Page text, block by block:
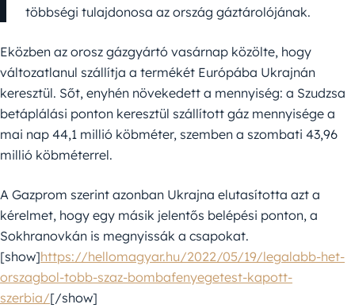
többségi tulajdonosa az ország gáztárolójának.
Eközben az orosz gázgyártó vasárnap közölte, hogy
változatlanul szállítja a termékét Európába Ukrajnán
keresztül. Sőt, enyhén növekedett a mennyiség: a Szudzsa
betáplálási ponton keresztül szállított gáz mennyisége a
mai nap 44,1 millió köbméter, szemben a szombati 43,96
millió köbméterrel.
A Gazprom szerint azonban Ukrajna elutasította azt a
kérelmet, hogy egy másik jelentős belépési ponton, a
Sokhranovkán is megnyissák a csapokat.
[show]https://hellomagyar.hu/2022/05/19/legalabb-het-
orszagbol-tobb-szaz-bombafenyegetest-kapott-
szerbia/[/show]